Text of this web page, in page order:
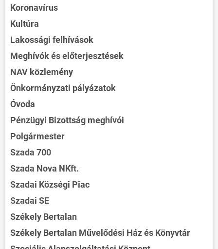
Koronavírus
Kultúra
Lakossági felhívások
Meghívók és előterjesztések
NAV közlemény
Önkormányzati pályázatok
Óvoda
Pénzügyi Bizottság meghívói
Polgármester
Szada 700
Szada Nova NKft.
Szadai Községi Piac
Szadai SE
Székely Bertalan
Székely Bertalan Művelődési Ház és Könyvtár